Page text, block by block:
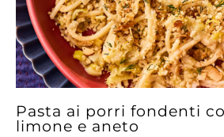
Pasta ai porri fondenti
limone e aneto